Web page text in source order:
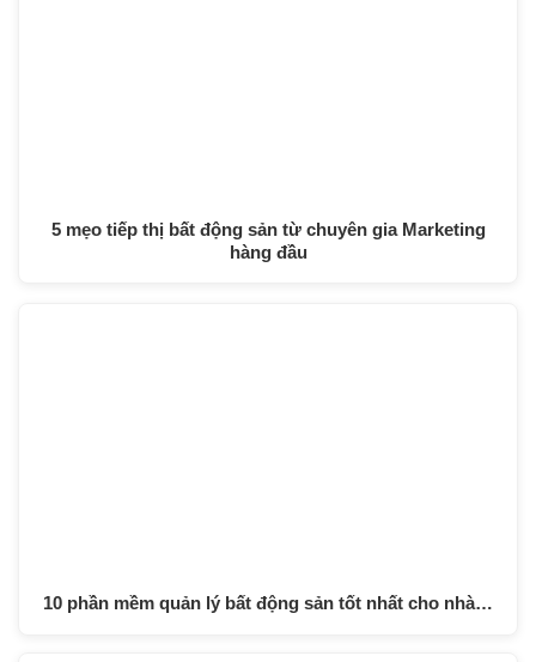
5 mẹo tiếp thị bất động sản từ chuyên gia Marketing
hàng đầu
10 phần mềm quản lý bất động sản tốt nhất cho nhà…